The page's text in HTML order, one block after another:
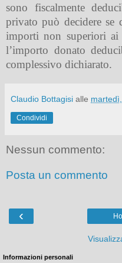
sono fiscalmente
privato può decidere se
importi non superiori ai
l’importo donato
complessivo dichiarato.
Claudio Bottagisi alle
Condividi
Nessun commento:
Posta un commento
‹
Informazioni personali